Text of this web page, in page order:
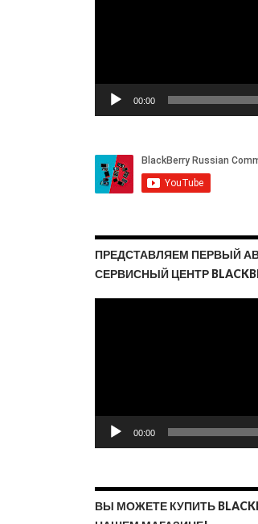
00:00
ПРЕДСТАВЛЯЕМ ПЕРВЫЙ
СЕРВИСНЫЙ ЦЕНТР
00:00
ВЫ МОЖЕТЕ КУПИТЬ